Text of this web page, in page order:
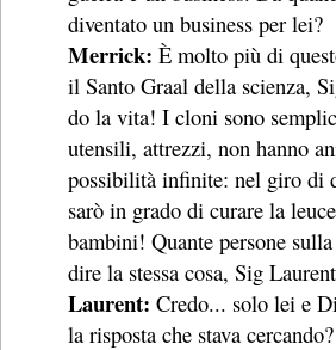
diventato un business per lei?
Merrick:È molto più di
il Santo Graal della scienza,
do la vita! I cloni sono
utensili, attrezzi, non hanno
possibilità infinite: nel giro di
sarò in grado di curare la
bambini! Quante persone
dire la stessa cosa, Sig
Laurent:Credo... solo lei e
la risposta che stava cercando?